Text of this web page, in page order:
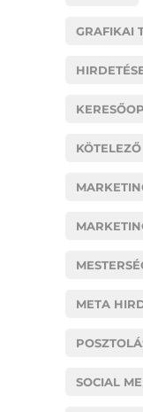
GRAFIKAI
KÖTELEZŐ
META
SOCIAL